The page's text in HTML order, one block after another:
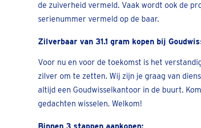
de zuiverheid vermeld. Vaak wordt ook de
serienummer vermeld op de baar.
Zilverbaar van 31.1 gram kopen bij
Voor nu en voor de toekomst is het
zilver om te zetten. Wij zijn je graag van
altijd een Goudwisselkantoor in de buurt.
gedachten wisselen. Welkom!